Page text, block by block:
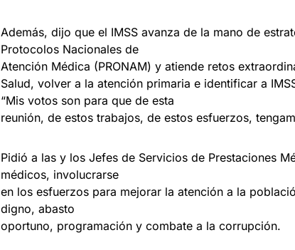
Además, dijo que el IMSS avanza de la mano de
Protocolos Nacionales de
Atención Médica (PRONAM) y atiende retos
Salud, volver a la atención primaria e identificar a
“Mis votos son para que de esta
reunión, de estos trabajos, de estos esfuerzos,
Pidió a las y los Jefes de Servicios de Prestaciones
médicos, involucrarse
en los esfuerzos para mejorar la atención a la
digno, abasto
oportuno, programación y combate a la corrupción.